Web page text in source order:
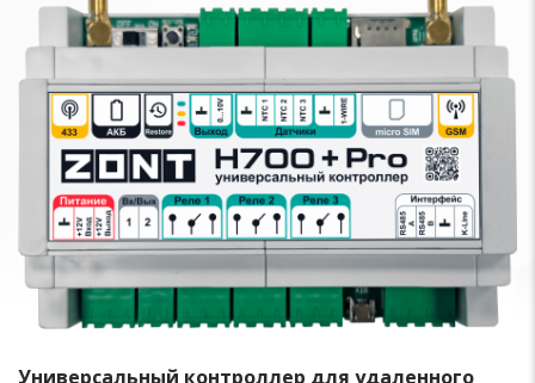
Универсальный контроллер для удаленного